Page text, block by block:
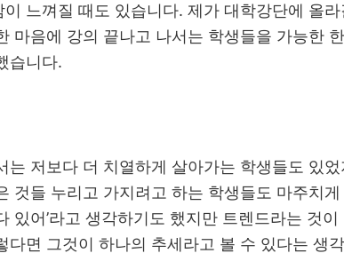
이 느껴질 때도 있습니다. 제가 대학강단에 올
마음에 강의 끝나고 나서는 학생들을 가능한
습니다.
는 저보다 더 치열하게 살아가는 학생들도 있었
것들 누리고 가지려고 하는 학생들도 마주치
있어’라고 생각하기도 했지만 트렌드라는 것
다면 그것이 하나의 추세라고 볼 수 있다는 생